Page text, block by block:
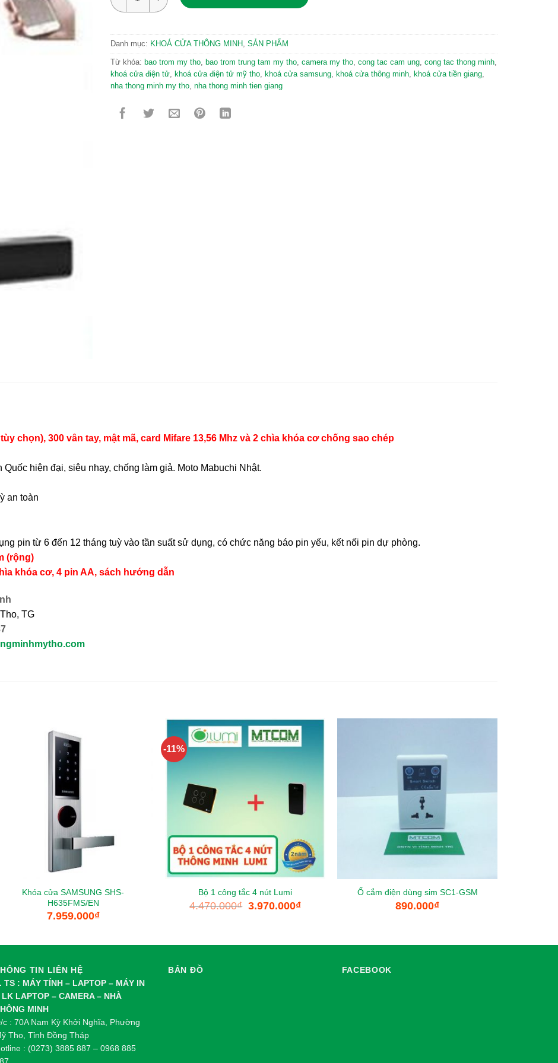
Danh mục: KHOÁ CỬA THÔNG MINH SẢN PHẨM
Từ khóa: bao trom my tho, bao trom trung tam my tho, camera my tho, cong tac cam ung, cong tac thong minh,
khoá cửa điện tử, khoá cửa điện tử mỹ tho, khoá cửa samsung, khoá cửa thông minh, khoá cửa tiền giang,
nha thong minh my tho, nha thong minh tien giang
chọn), 300 vân tay, mật mã, card Mifare 13,56 Mhz và 2 chìa khóa cơ chống sao chép
hiện đại, siêu nhạy, chống làm giả. Moto Mabuchi Nhật.
an toàn
pin từ 6 đến 12 tháng tuỳ vào tần suất sử dụng, có chức năng báo pin yếu, kết nối pin dự phòng.
(rộng)
khóa cơ, 4 pin AA, sách hướng dẫn
TG
Khóa cửa SAMSUNG SHS-
H635FMS/EN
7.959.000₫
-11%
Bộ 1 công tắc 4 nút Lumi
4.470.000₫ 3.970.000₫
Ổ cắm điện dùng sim SC1-GSM
890.000₫
TIN LIÊN HỆ
TS : MÁY TÍNH – LAPTOP – MÁY IN
LK LAPTOP – CAMERA – NHÀ
MINH
c : 70A Nam Kỳ Khởi Nghĩa, Phường
Tho, Tỉnh Đồng Tháp
: (0273) 3885 887 – 0968 885
BẢN ĐỒ FACEBOOK